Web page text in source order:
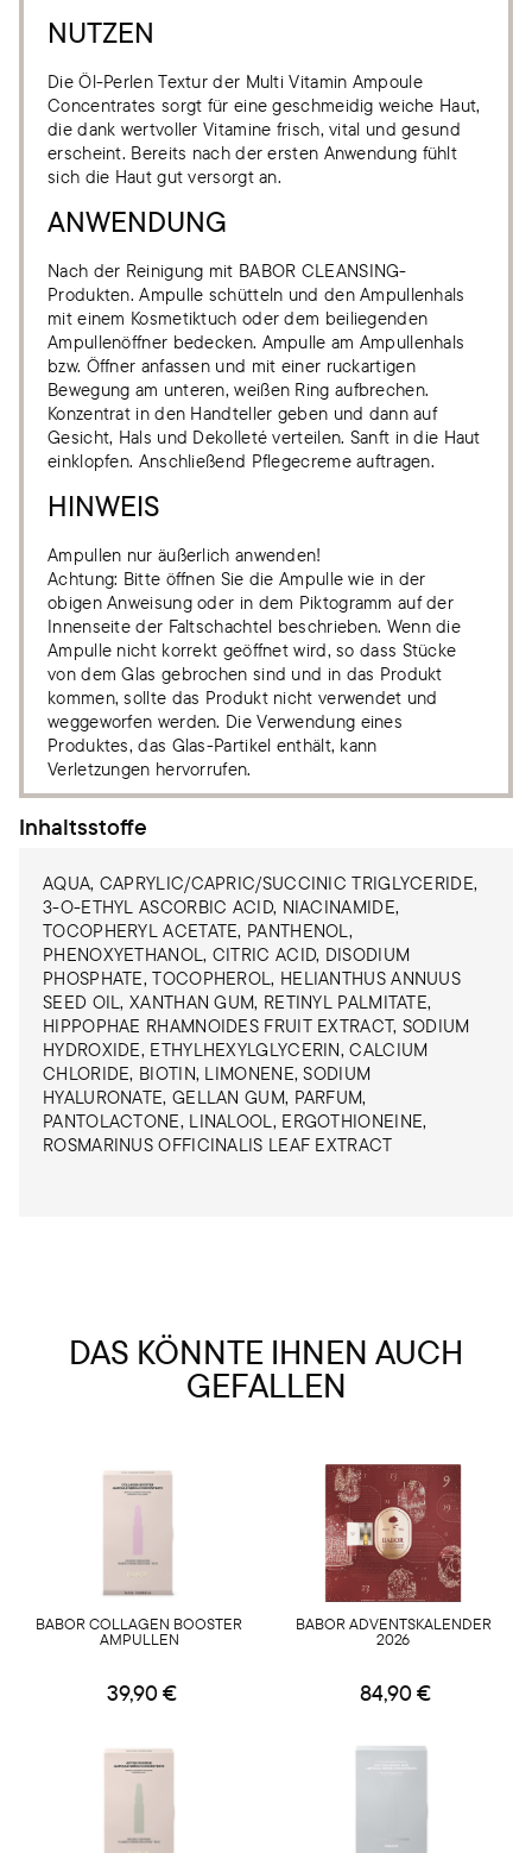
NUTZEN
Die Öl-Perlen Textur der Multi Vitamin Ampoule
Concentrates sorgt für eine geschmeidig weiche Haut,
die dank wertvoller Vitamine frisch, vital und gesund
erscheint. Bereits nach der ersten Anwendung fühlt
sich die Haut gut versorgt an.
ANWENDUNG
Nach der Reinigung mit BABOR CLEANSING-
Produkten. Ampulle schütteln und den Ampullenhals
mit einem Kosmetiktuch oder dem beiliegenden
Ampullenöffner bedecken. Ampulle am Ampullenhals
bzw. Öffner anfassen und mit einer ruckartigen
Bewegung am unteren, weißen Ring aufbrechen.
Konzentrat in den Handteller geben und dann auf
Gesicht, Hals und Dekolleté verteilen. Sanft in die Haut
einklopfen. Anschließend Pflegecreme auftragen.
HINWEIS
Ampullen nur äußerlich anwenden!
Achtung: Bitte öffnen Sie die Ampulle wie in der
obigen Anweisung oder in dem Piktogramm auf der
Innenseite der Faltschachtel beschrieben. Wenn die
Ampulle nicht korrekt geöffnet wird, so dass Stücke
von dem Glas gebrochen sind und in das Produkt
kommen, sollte das Produkt nicht verwendet und
weggeworfen werden. Die Verwendung eines
Produktes, das Glas-Partikel enthält, kann
Verletzungen hervorrufen.
Inhaltsstoffe
AQUA, CAPRYLIC/CAPRIC/SUCCINIC TRIGLYCERIDE,
3-O-ETHYL ASCORBIC ACID, NIACINAMIDE,
TOCOPHERYL ACETATE, PANTHENOL,
PHENOXYETHANOL, CITRIC ACID, DISODIUM
PHOSPHATE, TOCOPHEROL, HELIANTHUS ANNUUS
SEED OIL, XANTHAN GUM, RETINYL PALMITATE,
HIPPOPHAE RHAMNOIDES FRUIT EXTRACT, SODIUM
HYDROXIDE, ETHYLHEXYLGLYCERIN, CALCIUM
CHLORIDE, BIOTIN, LIMONENE, SODIUM
HYALURONATE, GELLAN GUM, PARFUM,
PANTOLACTONE, LINALOOL, ERGOTHIONEINE,
ROSMARINUS OFFICINALIS LEAF EXTRACT
DAS KÖNNTE IHNEN AUCH
GEFALLEN
BABOR COLLAGEN BOOSTER
AMPULLEN
39,90 €
BABOR ADVENTSKALENDER
2026
84,90 €